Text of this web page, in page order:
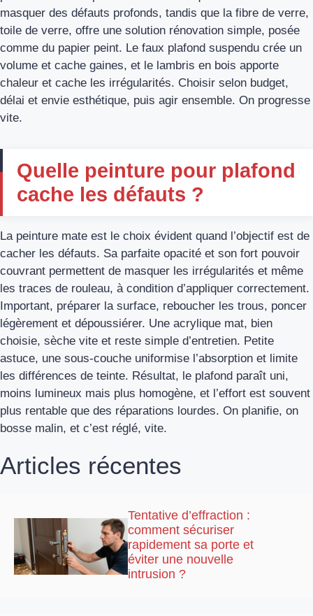
masquer des défauts profonds, tandis que la fibre de verre,
toile de verre, offre une solution rénovation simple, posée
comme du papier peint. Le faux plafond suspendu crée un
volume et cache gaines, et le lambris en bois apporte
chaleur et cache les irrégularités. Choisir selon budget,
délai et envie esthétique, puis agir ensemble. On progresse
vite.
Quelle peinture pour plafond
cache les défauts ?
La peinture mate est le choix évident quand l’objectif est de
cacher les défauts. Sa parfaite opacité et son fort pouvoir
couvrant permettent de masquer les irrégularités et même
les traces de rouleau, à condition d’appliquer correctement.
Important, préparer la surface, reboucher les trous, poncer
légèrement et dépoussiérer. Une acrylique mat, bien
choisie, sèche vite et reste simple d’entretien. Petite
astuce, une sous-couche uniformise l’absorption et limite
les différences de teinte. Résultat, le plafond paraît uni,
moins lumineux mais plus homogène, et l’effort est souvent
plus rentable que des réparations lourdes. On planifie, on
bosse malin, et c’est réglé, vite.
Articles récentes
Tentative d’effraction :
comment sécuriser
rapidement sa porte et
éviter une nouvelle
intrusion ?